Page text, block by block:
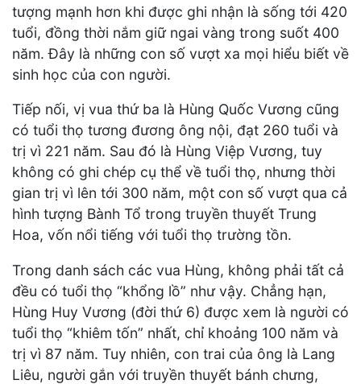
tượng mạnh hơn khi được ghi nhận là sống tới 420
tuổi, đồng thời nắm giữ ngai vàng trong suốt 400
năm. Đây là những con số vượt xa mọi hiểu biết về
sinh học của con người.
Tiếp nối, vị vua thứ ba là Hùng Quốc Vương cũng
có tuổi thọ tương đương ông nội, đạt 260 tuổi và
trị vì 221 năm. Sau đó là Hùng Việp Vương, tuy
không có ghi chép cụ thể về tuổi thọ, nhưng thời
gian trị vì lên tới 300 năm, một con số vượt qua cả
hình tượng Bành Tổ trong truyền thuyết Trung
Hoa, vốn nổi tiếng với tuổi thọ trường tồn.
Trong danh sách các vua Hùng, không phải tất cả
đều có tuổi thọ “khổng lồ” như vậy. Chẳng hạn,
Hùng Huy Vương (đời thứ 6) được xem là người có
tuổi thọ “khiêm tốn” nhất, chỉ khoảng 100 năm và
trị vì 87 năm. Tuy nhiên, con trai của ông là Lang
Liêu, người gắn với truyền thuyết bánh chưng,